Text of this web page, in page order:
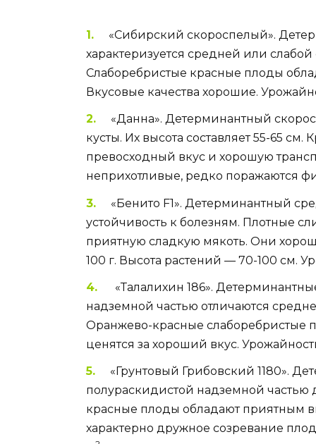
«Сибирский скороспелый».
характеризуется средней или
Слаборебристые красные плоды
Вкусовые качества хорошие.
«Данна». Детерминантный
кусты. Их высота составляет 55-65
превосходный вкус и хорошую
неприхотливые, редко поражаются
«Бенито F1». Детерминантный
устойчивость к болезням. Плотные
приятную сладкую мякоть. Они
100 г. Высота растений — 70-100 см.
«Талалихин 186».
надземной частью отличаются
Оранжево-красные слаборебристые
ценятся за хороший вкус.
«Грунтовый Грибовский 1180».
полураскидистой надземной частью
красные плоды обладают приятным
характерно дружное созревание